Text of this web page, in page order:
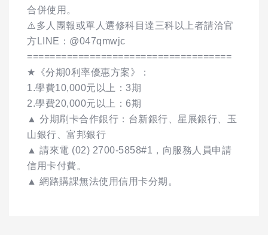
合併使用。
⚠️多人團報或單人選修科目達三科以上者請洽官
方LINE：@047qmwjc
====================================
★《分期0利率優惠方案》：
1.學費10,000元以上：3期
2.學費20,000元以上：6期
▲ 分期刷卡合作銀行：台新銀行、星展銀行、玉
山銀行、富邦銀行
▲ 請來電 (02) 2700-5858#1，向服務人員申請
信用卡付費。
▲ 網路購課無法使用信用卡分期。